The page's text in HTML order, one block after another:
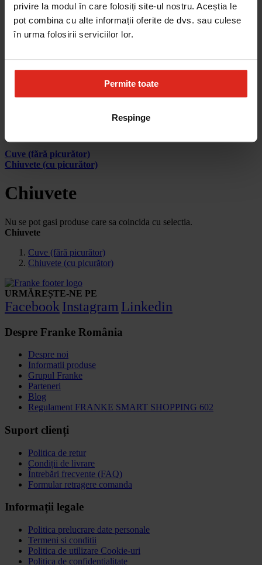
privire la modul în care folosiți site-ul nostru. Aceștia le
pot combina cu alte informații oferite de dvs. sau culese
în urma folosirii serviciilor lor.
Permite toate
Respinge
Cautare dupa produse
Cautare dupa piesa
Catalog
Parteneri
Contact
Cuve (fără picurător)
Chiuvete (cu picurător)
Chiuvete
Nu se pot gasi produse care sa coincida cu selectia.
Chiuvete
Cuve (fără picurător)
Chiuvete (cu picurător)
URMĂREȘTE-NE PE
Facebook Instagram Linkedin
Despre Franke România
Despre noi
Informatii produse
Grupul Franke
Parteneri
Blog
Regulament FRANKE SMART SHOPPING 602
Suport clienți
Politica de retur
Condiții de livrare
Întrebări frecvente (FAQ)
Formular retragere comanda
Informații legale
Politica prelucrare date personale
Termeni si conditii
Politica de utilizare Cookie-uri
Politica de confidențialitate